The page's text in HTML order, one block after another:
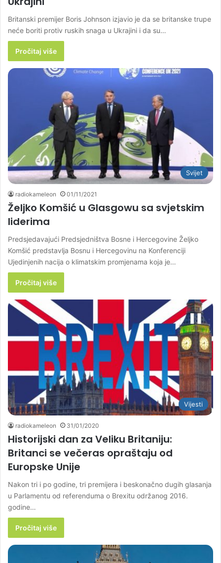
Britanski premijer Boris Johnson izjavio je da se britanske trupe
neće boriti protiv ruskih snaga u Ukrajini i da su…
Pročitaj više
Svijet
radiokameleon 01/11/2021
Željko Komšić u Glasgowu sa svjetskim
liderima
Predsjedavajući Predsjedništva Bosne i Hercegovine Željko
Komšić predstavlja Bosnu i Hercegovinu na Konferenciji
Ujedinjenih nacija o klimatskim promjenama koja je…
Pročitaj više
Vijesti
radiokameleon 31/01/2020
Historijski dan za Veliku Britaniju:
Britanci se večeras opraštaju od
Europske Unije
Nakon tri i po godine, tri premijera i beskonačno dugih glasanja
u Parlamentu od referenduma o Brexitu održanog 2016.
godine…
Pročitaj više